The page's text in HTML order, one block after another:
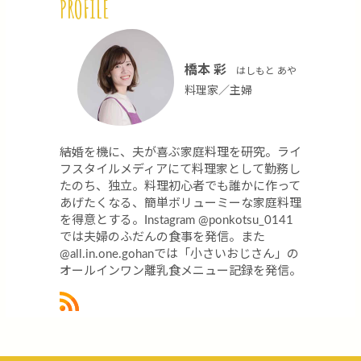
PROFILE
橋本 彩はしもと あや
料理家／主婦
結婚を機に、夫が喜ぶ家庭料理を研究。ライ
フスタイルメディアにて料理家として勤務し
たのち、独立。料理初心者でも誰かに作って
あげたくなる、簡単ボリューミーな家庭料理
を得意とする。Instagram @ponkotsu_0141
では夫婦のふだんの食事を発信。また
@all.in.one.gohanでは「小さいおじさん」の
オールインワン離乳食メニュー記録を発信。